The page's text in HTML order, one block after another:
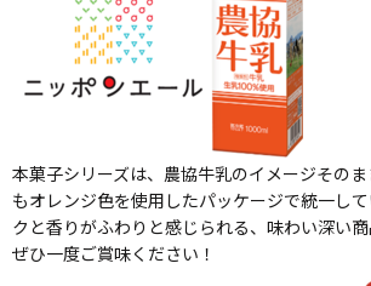
本菓子シリーズは、農協牛乳のイメージその
もオレンジ色を使用したパッケージで統一し
クと香りがふわりと感じられる、味わい深い商
ぜひ一度ご賞味ください！